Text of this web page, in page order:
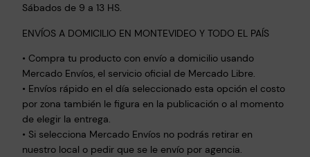
Sábados de 9 a 13 HS.
ENVÍOS A DOMICILIO EN MONTEVIDEO Y TODO EL PAÍS
• Compra tu producto con envío a domicilio usando
Mercado Envíos, el servicio oficial de Mercado Libre.
• Envíos rápido en el día seleccionado esta opción el costo
por zona también le figura en la publicación o al momento
de elegir la entrega.
• Si selecciona Mercado Envíos no podrás retirar en
nuestro local o pedir que se le envío por agencia.